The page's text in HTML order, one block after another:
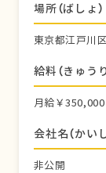
場所（ばしょ）
東京都江戸川区
給料（きゅう
月給￥350,000
会社名（かい
非公開